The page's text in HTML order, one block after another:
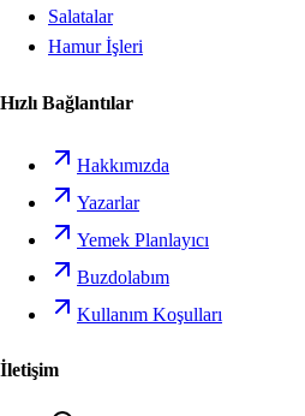
Salatalar
Hamur İşleri
Hızlı Bağlantılar
Hakkımızda
Yazarlar
Yemek Planlayıcı
Buzdolabım
Kullanım Koşulları
İletişim